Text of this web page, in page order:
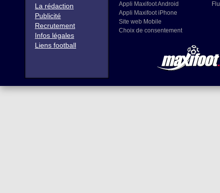
La rédaction
Publicité
Recrutement
Infos légales
Liens football
Appli Maxifoot Android
Appli Maxifoot iPhone
Site web Mobile
Choix de consentement